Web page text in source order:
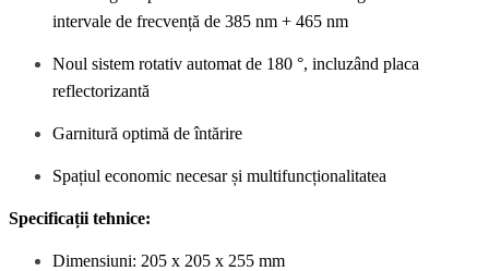
intervale de frecvență de 385 nm + 465 nm
Noul sistem rotativ automat de 180 °, incluzând placa
reflectorizantă
Garnitură optimă de întărire
Spațiul economic necesar și multifuncționalitatea
Specificații tehnice:
Dimensiuni: 205 x 205 x 255 mm